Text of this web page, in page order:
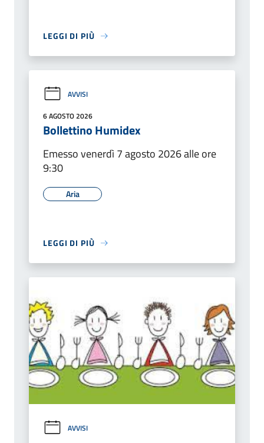
LEGGI DI PIÙ
AVVISI
6 AGOSTO 2026
Bollettino Humidex
Emesso venerdì 7 agosto 2026 alle ore
9:30
Aria
LEGGI DI PIÙ
AVVISI